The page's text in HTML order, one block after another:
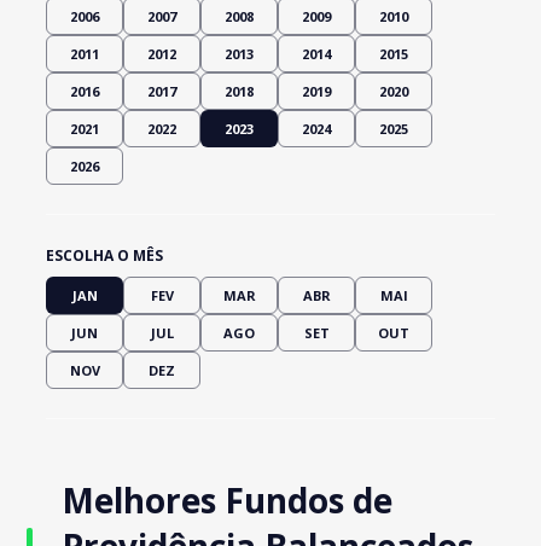
2006 2007 2008 2009 2010
2011 2012 2013 2014 2015
2016 2017 2018 2019 2020
2021 2022 2023 2024 2025
2026
ESCOLHA O MÊS
JAN FEV MAR ABR MAI
JUN JUL AGO SET OUT
NOV DEZ
Melhores Fundos de